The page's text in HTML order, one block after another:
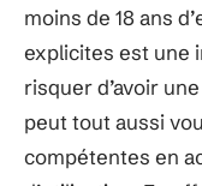
moins de 18 ans
explicites est une
risquer d’avoir
peut tout aussi
compétentes en